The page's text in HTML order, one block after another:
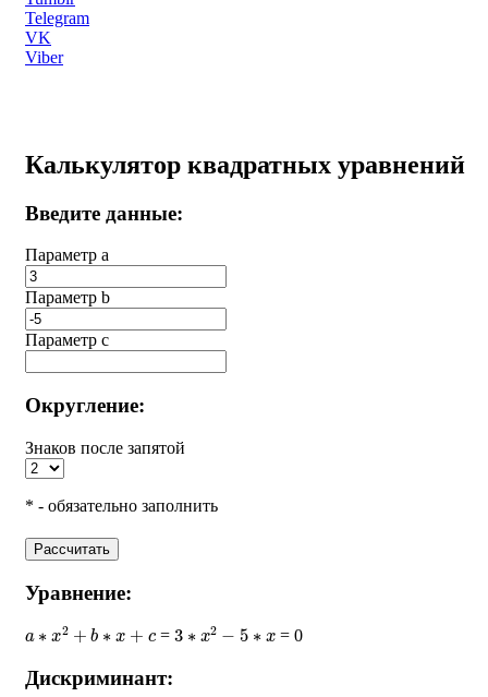
Telegram
VK
Viber
Калькулятор квадратных уравнений
Введите данные:
Параметр a
Параметр b
Параметр с
Округление:
Знаков после запятой
* - обязательно заполнить
Рассчитать
Уравнение:
2 b ∗ = 3 2 ∗ = 0
Дискриминант: